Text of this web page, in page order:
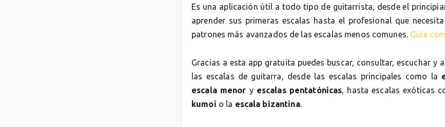
Es una aplicación útil a todo tipo de guitarrista, desde el
aprender sus primeras escalas hasta el profesional que
patrones más avanzados de las escalas menos comunes. Guía
Gracias a esta app gratuita puedes buscar, consultar, escuchar y
las escalas de guitarra, desde las escalas principales como la
escala menor y escalas pentatónicas, hasta escalas exóticas
kumoi o la escala bizantina.